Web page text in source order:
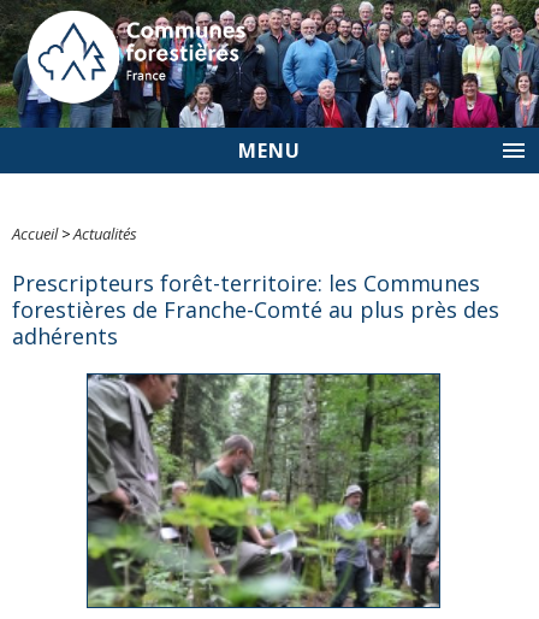
MENU
Accueil>Actualités
Prescripteurs forêt-territoire: les Communes
forestières de Franche-Comté au plus près des
adhérents